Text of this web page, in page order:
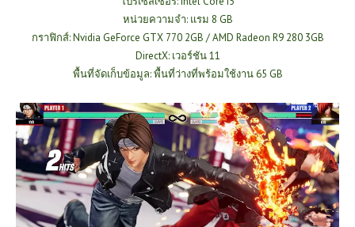
หน่วยความจำ: แรม 8 GB
กราฟิกส์: Nvidia GeForce GTX 770 2GB / AMD Radeon R9 280 3GB
DirectX: เวอร์ชัน 11
พื้นที่จัดเก็บข้อมูล: พื้นที่ว่างที่พร้อมใช้งาน 65 GB